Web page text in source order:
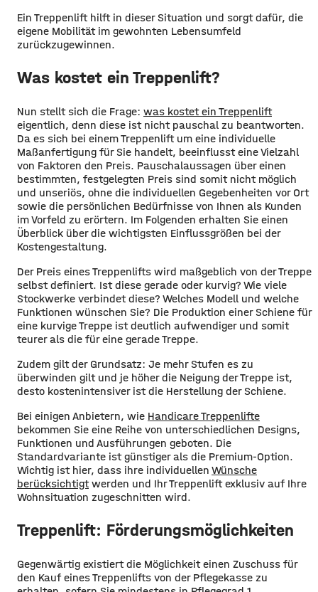
Ein Treppenlift hilft in dieser Situation und sorgt dafür, die
eigene Mobilität im gewohnten Lebensumfeld
zurückzugewinnen.
Was kostet ein Treppenlift?
Nun stellt sich die Frage: was kostet ein Treppenlift
eigentlich, denn diese ist nicht pauschal zu beantworten.
Da es sich bei einem Treppenlift um eine individuelle
Maßanfertigung für Sie handelt, beeinflusst eine Vielzahl
von Faktoren den Preis. Pauschalaussagen über einen
bestimmten, festgelegten Preis sind somit nicht möglich
und unseriös, ohne die individuellen Gegebenheiten vor Ort
sowie die persönlichen Bedürfnisse von Ihnen als Kunden
im Vorfeld zu erörtern. Im Folgenden erhalten Sie einen
Überblick über die wichtigsten Einflussgrößen bei der
Kostengestaltung.
Der Preis eines Treppenlifts wird maßgeblich von der Treppe
selbst definiert. Ist diese gerade oder kurvig? Wie viele
Stockwerke verbindet diese? Welches Modell und welche
Funktionen wünschen Sie? Die Produktion einer Schiene für
eine kurvige Treppe ist deutlich aufwendiger und somit
teurer als die für eine gerade Treppe.
Zudem gilt der Grundsatz: Je mehr Stufen es zu
überwinden gilt und je höher die Neigung der Treppe ist,
desto kostenintensiver ist die Herstellung der Schiene.
Bei einigen Anbietern, wie Handicare Treppenlifte
bekommen Sie eine Reihe von unterschiedlichen Designs,
Funktionen und Ausführungen geboten. Die
Standardvariante ist günstiger als die Premium-Option.
Wichtig ist hier, dass ihre individuellen Wünsche
berücksichtigtwerden und Ihr Treppenlift exklusiv auf Ihre
Wohnsituation zugeschnitten wird.
Treppenlift: Förderungsmöglichkeiten
Gegenwärtig existiert die Möglichkeit einen Zuschuss für
den Kauf eines Treppenlifts von der Pflegekasse zu